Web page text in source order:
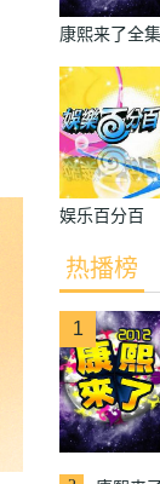
康熙来了全集
娱乐百分百
热播榜
1